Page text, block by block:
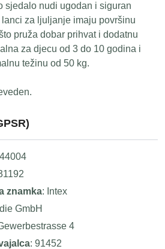
sjedalo nudi ugodan i siguran
za ljuljanje imaju površinu
pruža dobar prihvat i dodatnu
za djecu od 3 do 10 godina i
težinu od 50 kg.
znamka: Intex
GmbH
4
: 91452